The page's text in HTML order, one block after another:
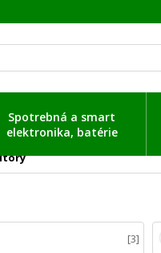
Spotrebná a smart
elektronika, batérie
3